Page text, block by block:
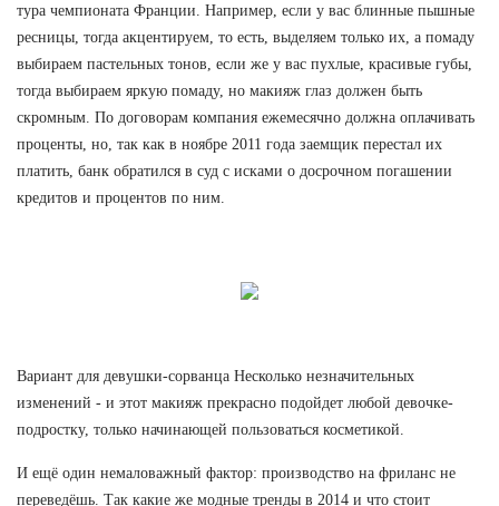
тура чемпионата Франции. Например, если у вас блинные пышные
ресницы, тогда акцентируем, то есть, выделяем только их, а помаду
выбираем пастельных тонов, если же у вас пухлые, красивые губы,
тогда выбираем яркую помаду, но макияж глаз должен быть
скромным. По договорам компания ежемесячно должна оплачивать
проценты, но, так как в ноябре 2011 года заемщик перестал их
платить, банк обратился в суд с исками о досрочном погашении
кредитов и процентов по ним.
Вариант для девушки-сорванца Несколько незначительных
изменений - и этот макияж прекрасно подойдет любой девочке-
подростку, только начинающей пользоваться косметикой.
И ещё один немаловажный фактор: производство на фриланс не
переведёшь. Так какие же модные тренды в 2014 и что стоит